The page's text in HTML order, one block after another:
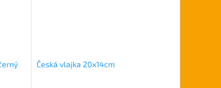
Česká vlajka 20x14cm